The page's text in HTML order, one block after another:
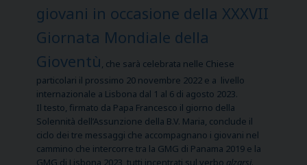
giovani in occasione della XXXVII
Giornata Mondiale della
Gioventù, che sarà celebrata nelle Chiese
particolari il prossimo 20 novembre 2022 e a livello
internazionale a Lisbona dal 1 al 6 di agosto 2023.
Il testo, firmato da Papa Francesco il giorno della
Solennità dell’Assunzione della B.V. Maria, conclude il
ciclo dei tre messaggi che accompagnano i giovani nel
cammino che intercorre tra la GMG di Panama 2019 e la
GMG di Lisbona 2023, tutti incentrati sul verbo alzarsi.